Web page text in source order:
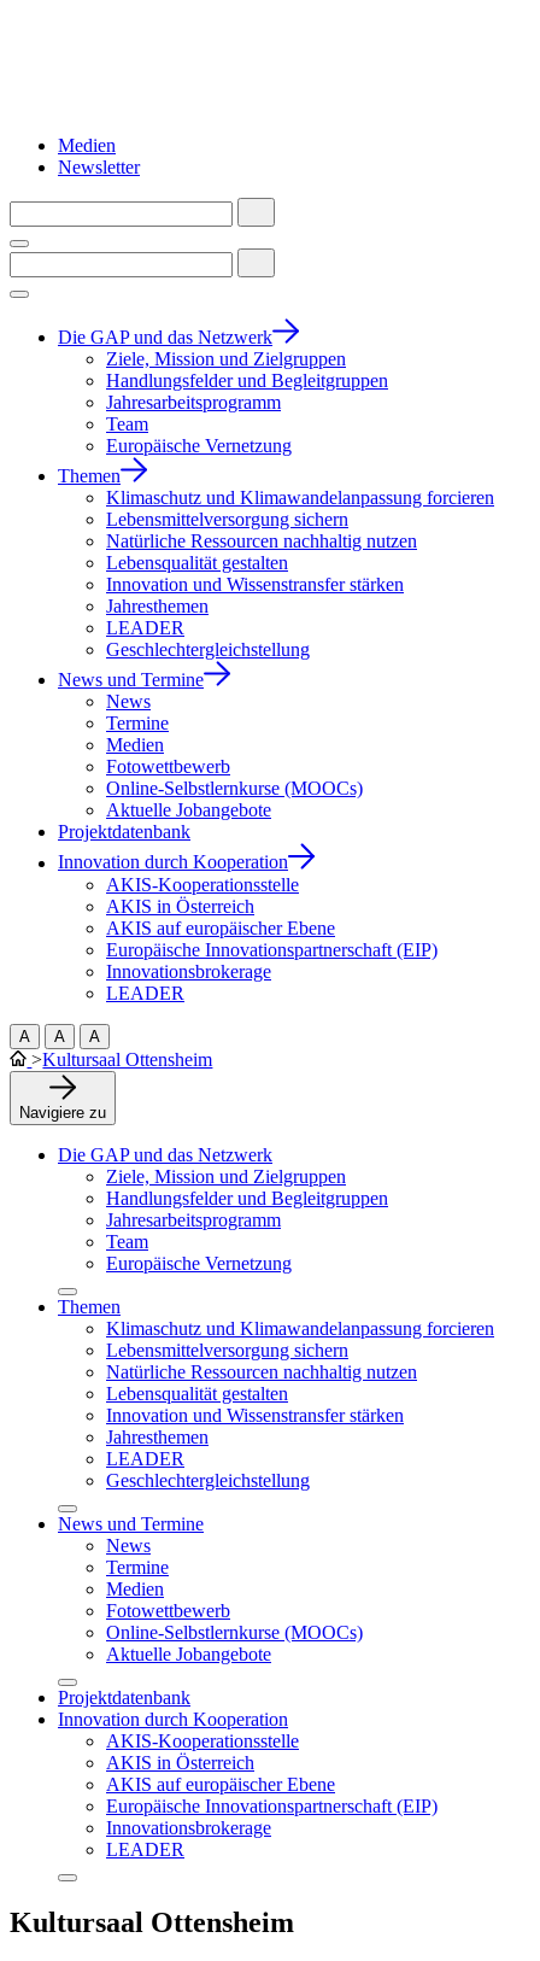
Medien
Newsletter
Die GAP und das Netzwerk
Ziele, Mission und Zielgruppen
Handlungsfelder und Begleitgruppen
Jahresarbeitsprogramm
Team
Europäische Vernetzung
Themen
Klimaschutz und Klimawandelanpassung forcieren
Lebensmittelversorgung sichern
Natürliche Ressourcen nachhaltig nutzen
Lebensqualität gestalten
Innovation und Wissenstransfer stärken
Jahresthemen
LEADER
Geschlechtergleichstellung
News und Termine
News
Termine
Medien
Fotowettbewerb
Online-Selbstlernkurse (MOOCs)
Aktuelle Jobangebote
Projektdatenbank
Innovation durch Kooperation
AKIS-Kooperationsstelle
AKIS in Österreich
AKIS auf europäischer Ebene
Europäische Innovationspartnerschaft (EIP)
Innovationsbrokerage
LEADER
A A A
>Kultursaal Ottensheim​
Navigiere zu
Die GAP und das Netzwerk
Ziele, Mission und Zielgruppen
Handlungsfelder und Begleitgruppen
Jahresarbeitsprogramm
Team
Europäische Vernetzung
Themen
Klimaschutz und Klimawandelanpassung forcieren
Lebensmittelversorgung sichern
Natürliche Ressourcen nachhaltig nutzen
Lebensqualität gestalten
Innovation und Wissenstransfer stärken
Jahresthemen
LEADER
Geschlechtergleichstellung
News und Termine
News
Termine
Medien
Fotowettbewerb
Online-Selbstlernkurse (MOOCs)
Aktuelle Jobangebote
Projektdatenbank
Innovation durch Kooperation
AKIS-Kooperationsstelle
AKIS in Österreich
AKIS auf europäischer Ebene
Europäische Innovationspartnerschaft (EIP)
Innovationsbrokerage
LEADER
Kultursaal Ottensheim​